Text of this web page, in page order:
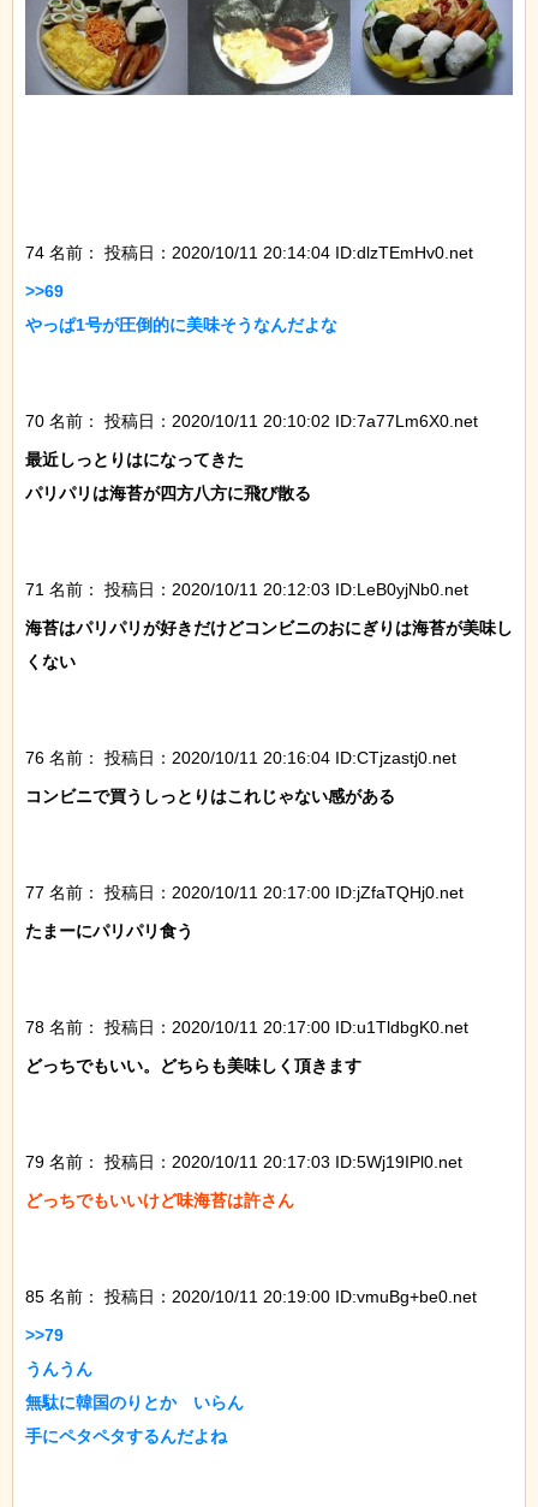
74 名前：
投稿日：2020/10/11 20:14:04 ID:dlzTEmHv0.net
>>69
やっぱ1号が圧倒的に美味そうなんだよな
70 名前：
投稿日：2020/10/11 20:10:02 ID:7a77Lm6X0.net
最近しっとりはになってきた
パリパリは海苔が四方八方に飛び散る
71 名前：
投稿日：2020/10/11 20:12:03 ID:LeB0yjNb0.net
海苔はパリパリが好きだけどコンビニのおにぎりは海苔が美味し
くない
76 名前：
投稿日：2020/10/11 20:16:04 ID:CTjzastj0.net
コンビニで買うしっとりはこれじゃない感がある
77 名前：
投稿日：2020/10/11 20:17:00 ID:jZfaTQHj0.net
たまーにパリパリ食う
78 名前：
投稿日：2020/10/11 20:17:00 ID:u1TldbgK0.net
どっちでもいい。どちらも美味しく頂きます
79 名前：
投稿日：2020/10/11 20:17:03 ID:5Wj19IPl0.net
どっちでもいいけど味海苔は許さん
85 名前：
投稿日：2020/10/11 20:19:00 ID:vmuBg+be0.net
>>79
うんうん
無駄に韓国のりとか　いらん
手にペタペタするんだよね